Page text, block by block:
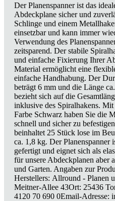
Der Planenspanner ist das
Abdeckplane sicher und
Schlinge und einem
einsetzbar und kann immer
Verwendung des
zeitsparend. Der stabile
und einfache Fixierung Ihrer
Material ermöglicht eine
einfache Handhabung. Der
beträgt 6 mm und die Länge
bezieht sich auf die
inklusive des Spiralhakens.
Farbe Schwarz haben Sie die
schnell und sicher zu
beinhaltet 25 Stück lose im
ca. 1,8 kg. Der Planenspanner
gefertigt und eignet sich als
für unsere Abdeckplanen aber
und Garten. Angaben zur
Herstellers: Allround - Planen
Meitner-Allee 43Ort: 25436
4120 70 690 0Email-Adresse: